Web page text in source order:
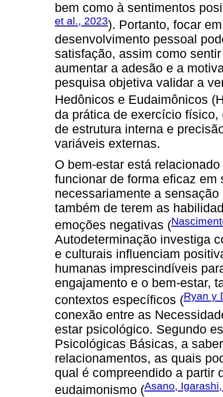
bem como à sentimentos
et al., 2023). Portanto, focar
desenvolvimento pessoal
satisfação, assim como
aumentar a adesão e a
pesquisa objetiva validar a
Hedônicos e Eudaimônicos
da prática de exercício
de estrutura interna e
variáveis externas.
O bem-estar está
funcionar de forma eficaz
necessariamente a
também de terem as
emoções negativas (
Autodeterminação investiga
e culturais influenciam
humanas imprescindíveis
engajamento e o bem-estar,
contextos específicos (Ryan y
conexão entre as
estar psicológico. Segundo
Psicológicas Básicas, a
relacionamentos, as quais
qual é compreendido a partir
eudaimonismo (Asano,